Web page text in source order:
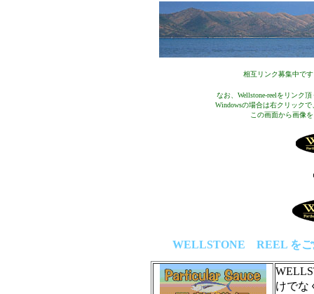
相互リンク募集中で
なお、Wellstone-reelをリンク
Windowsの場合は右クリック
この画面から画像
WELLSTONE REEL をご
けでな